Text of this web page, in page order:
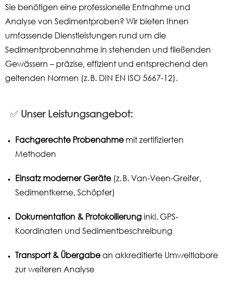
Sie benötigen eine professionelle Entnahme und
Analyse von Sedimentproben? Wir bieten Ihnen
umfassende Dienstleistungen rund um die
Sedimentprobennahme in stehenden und fließenden
Gewässern – präzise, effizient und entsprechend den
geltenden Normen (z. B. DIN EN ISO 5667-12).
✅ Unser Leistungsangebot:
Fachgerechte Probenahmemit zertifizierten
Methoden
Einsatz moderner Geräte(z. B. Van-Veen-Greifer,
Sedimentkerne, Schöpfer)
Dokumentation & Protokollierung inkl. GPS-
Koordinaten und Sedimentbeschreibung
Transport & Übergabean akkreditierte Umweltlabore
zur weiteren Analyse